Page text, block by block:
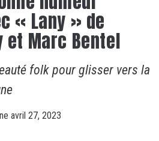
« Lany » de
et Marc Bentel
folk pour glisser vers la
avril 27, 2023